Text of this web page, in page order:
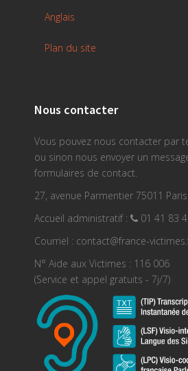
Anglais
Plan du site
Nous contacter
Vous pouvez nous contacter par
ou sinon nous envoyer un
formulaires de contact.
27, avenue Parmentier 75011 Paris
Accueil administratif :
01 41 83
Courriel : contact@france-
N° Aide aux Victimes : 116 006
(Service et appel gratuits - 7j/7)